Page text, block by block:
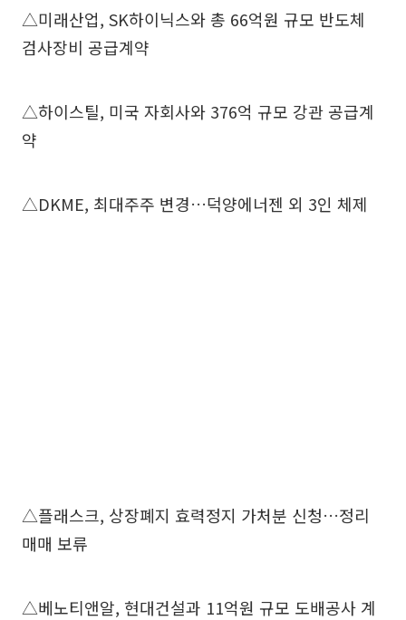
△미래산업, SK하이닉스와 총 66억원 규모 반도체
검사장비 공급계약
△하이스틸, 미국 자회사와 376억 규모 강관 공급계
약
△DKME, 최대주주 변경…덕양에너젠 외 3인 체제
△플래스크, 상장폐지 효력정지 가처분 신청…정리
매매 보류
△베노티앤알, 현대건설과 11억원 규모 도배공사 계